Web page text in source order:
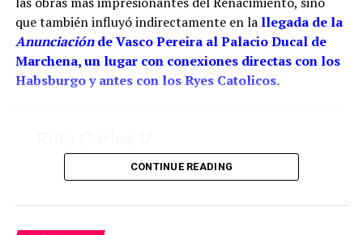
una obra de juventud realizada bajo la dirección o
con la colaboración paterna. Los documentos
conservan las dos perspectivas: las cuentas
parroquiales relacionan el encargo con Cristóbal y
los pagos finales con sus herederos; el expediente
La reja de San Juan demuestra hasta dónde llegó
aquella familia. Su decoración calada, los
que también influyó indirectamente en lallegada de la
Anunciaciónde Vasco Pereira al Palacio Ducal de
Marchena, un lugar con conexiones directas con los
Habsburgo y antes con los Ryes Catolicos.
CONTINUE READING